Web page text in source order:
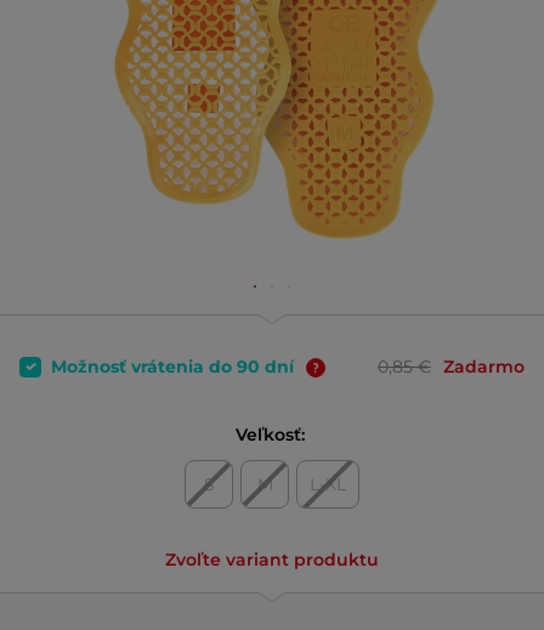
Možnosť vrátenia do 90 dní 0,85 € Zadarmo
Veľkosť:
S M L-XL
Zvoľte variant produktu